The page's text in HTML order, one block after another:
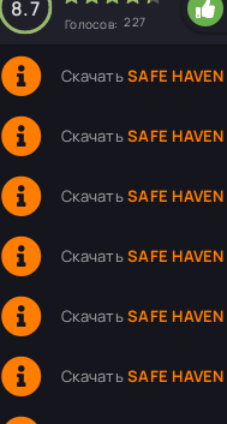
8.7
Голосов: 227
СкачатьSAFE HAVEN
СкачатьSAFE HAVEN
СкачатьSAFE HAVEN
СкачатьSAFE HAVEN
СкачатьSAFE HAVEN
СкачатьSAFE HAVEN